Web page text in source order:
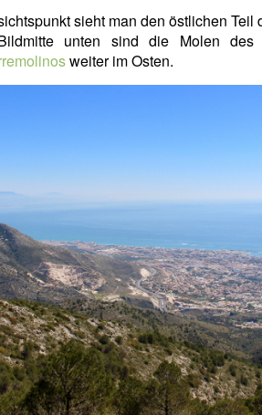
sieht man den östlichen
unten sind die Molen des
weiter im Osten.